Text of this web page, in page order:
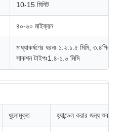
10-15 মিনিট
৪০-৬০ মাইক্রন
মাধ্যাকর্ষণের ধরনঃ ১.২.১.৫ মিমি, ৩.৪পিএ
সাকশন টাইপঃ1.৪-১.৬ মিমি
ধুলোমুক্ত হ্যান্ডেল করার জন্য শুকনো